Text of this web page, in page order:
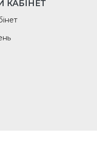
КАБІНЕТ